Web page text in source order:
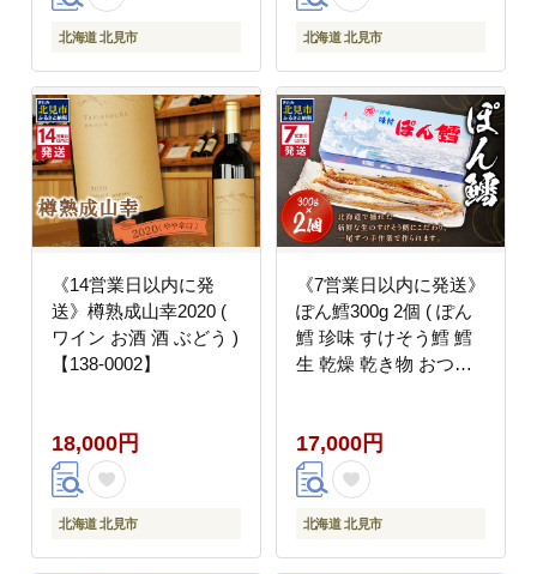
北海道 北見市 北海道 北見市
《14営業日以内に発
送》樽熟成山幸2020 (
ワイン お酒 酒 ぶどう )
【138-0002】
18,000円
北海道 北見市
《7営業日以内に発送》
ぽん鱈300g 2個 ( ぽん
鱈 珍味 すけそう鱈 鱈
生 乾燥 乾き物 おつま
17,000円
北海道 北見市